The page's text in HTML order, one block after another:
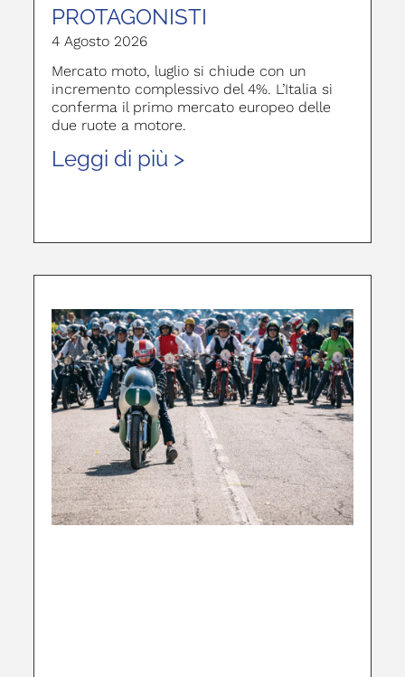
PROTAGONISTI
4 Agosto 2026
Mercato moto, luglio si chiude con un
incremento complessivo del 4%. L’Italia si
conferma il primo mercato europeo delle
due ruote a motore.
Leggi di più >